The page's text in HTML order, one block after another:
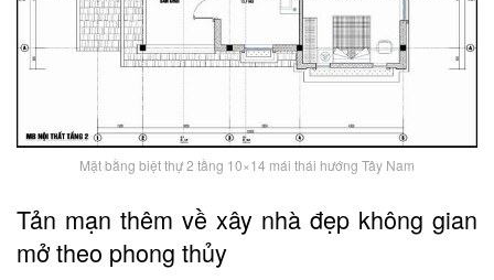
Mặt bằng biệt thự 2 tầng 10×14 mái thái hướng Tây Nam
Tản mạn thêm về xây nhà đẹp không gian
mở theo phong thủy